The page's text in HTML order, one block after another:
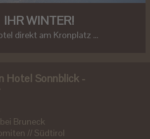
IHR WINTER!
direkt am Kronplatz …
Hotel Sonnblick -
Bruneck
// Südtirol